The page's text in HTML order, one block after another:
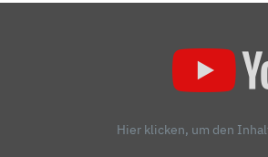
Hier klicken, um den